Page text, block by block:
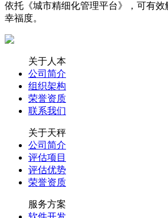
依托《城市精细化管理平台》，可有
幸福度。
关于人本
公司简介
组织架构
荣誉资质
联系我们
关于天秤
公司简介
评估项目
评估优势
荣誉资质
服务方案